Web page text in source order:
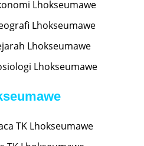
Lhokseumawe
Lhokseumawe
Lhokseumawe
Lhokseumawe
TK Lhokseumawe